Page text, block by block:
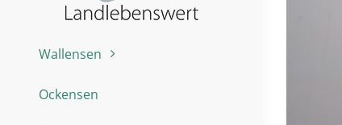
Wallensen
Ockensen